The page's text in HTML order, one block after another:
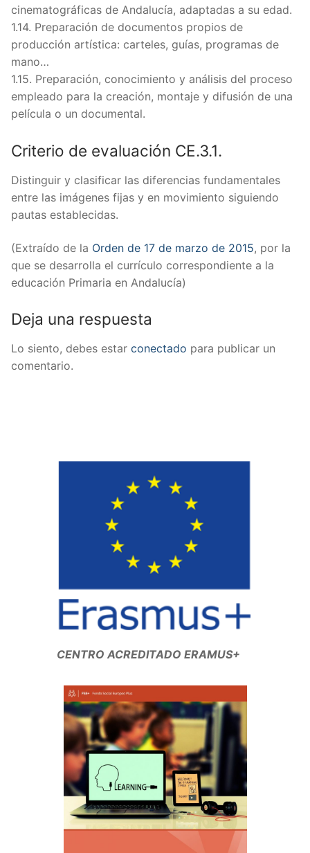
cinematográficas de Andalucía, adaptadas a su edad.
1.14. Preparación de documentos propios de
producción artística: carteles, guías, programas de
mano…
1.15. Preparación, conocimiento y análisis del proceso
empleado para la creación, montaje y difusión de una
película o un documental.
Criterio de evaluación CE.3.1.
Distinguir y clasificar las diferencias fundamentales
entre las imágenes fijas y en movimiento siguiendo
pautas establecidas.
(Extraído de la Orden de 17 de marzo de 2015, por la
que se desarrolla el currículo correspondiente a la
educación Primaria en Andalucía)
Deja una respuesta
Lo siento, debes estar conectado para publicar un
comentario.
CENTRO ACREDITADO ERAMUS+